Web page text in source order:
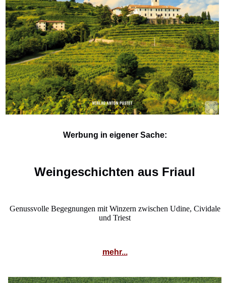
Werbung in eigener Sache:
Weingeschichten aus Friaul
Genussvolle Begegnungen mit Winzern zwischen Udine, Cividale
und Triest
mehr...